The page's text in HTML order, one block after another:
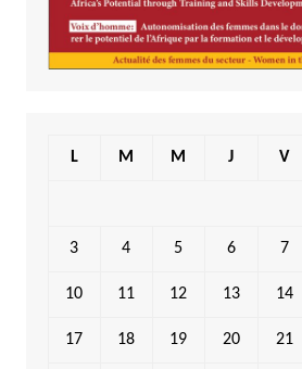
L M M J V
3 4 5 6 7
10 11 12 13 14
17 18 19 20 21